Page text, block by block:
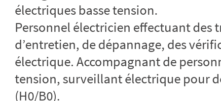
électriques basse tension.
Personnel électricien effectuant des
d’entretien, de dépannage, des
électrique. Accompagnant de
tension, surveillant électrique pour
(H0/B0).